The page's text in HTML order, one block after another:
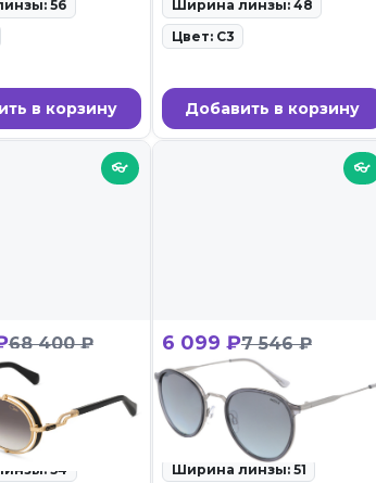
56
в корзину
Ширина линзы: 48
Цвет: C3
Добавить в корзину
👓
68 400 ₽
001
Солнцезащитные
54
👓
6 099 ₽7 546 ₽
MEXX 6440 300
ID: 133504 • Солнцезащитные
очки • 28.02.26
Ширина линзы: 51